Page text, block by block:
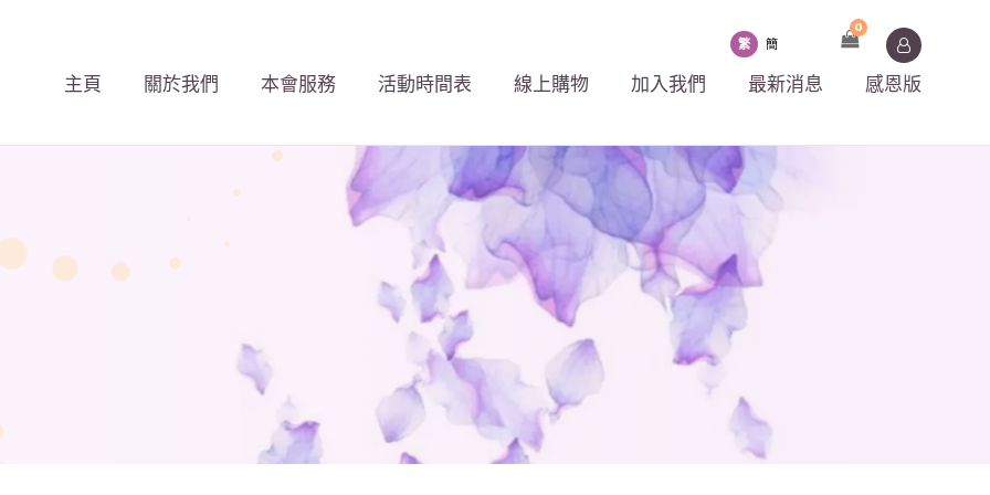
主頁 關於我們 本會服務 活動時間表 線上購物 加入我們 最新消息 感恩版
繁 簡
0